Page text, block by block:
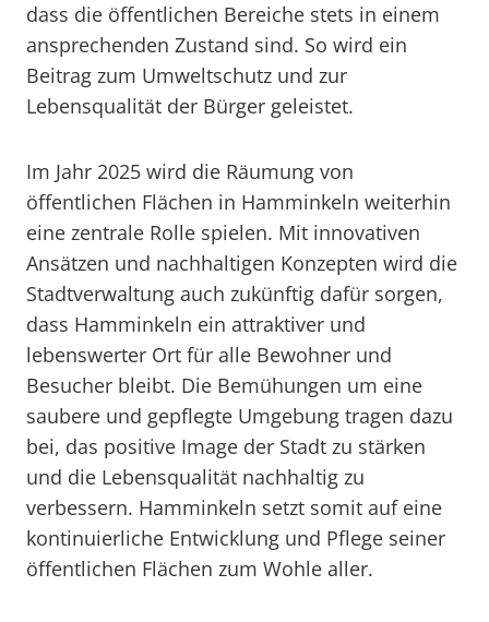
dass die öffentlichen Bereiche stets in einem
ansprechenden Zustand sind. So wird ein
Beitrag zum Umweltschutz und zur
Lebensqualität der Bürger geleistet.
Im Jahr 2025 wird die Räumung von
öffentlichen Flächen in Hamminkeln weiterhin
eine zentrale Rolle spielen. Mit innovativen
Ansätzen und nachhaltigen Konzepten wird die
Stadtverwaltung auch zukünftig dafür sorgen,
dass Hamminkeln ein attraktiver und
lebenswerter Ort für alle Bewohner und
Besucher bleibt. Die Bemühungen um eine
saubere und gepflegte Umgebung tragen dazu
bei, das positive Image der Stadt zu stärken
und die Lebensqualität nachhaltig zu
verbessern. Hamminkeln setzt somit auf eine
kontinuierliche Entwicklung und Pflege seiner
öffentlichen Flächen zum Wohle aller.